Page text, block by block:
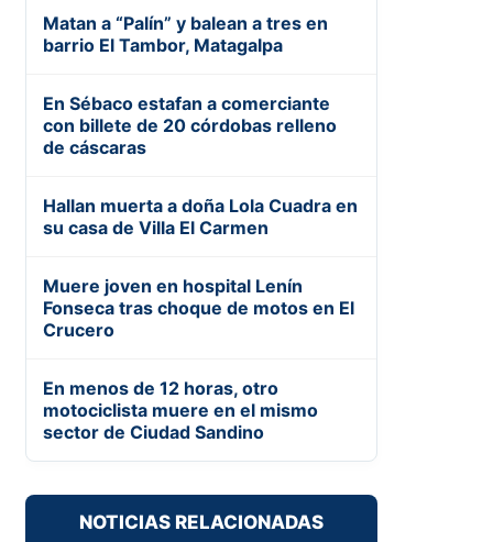
Matan a “Palín” y balean a tres en
barrio El Tambor, Matagalpa
En Sébaco estafan a comerciante
con billete de 20 córdobas relleno
de cáscaras
Hallan muerta a doña Lola Cuadra en
su casa de Villa El Carmen
Muere joven en hospital Lenín
Fonseca tras choque de motos en El
Crucero
En menos de 12 horas, otro
motociclista muere en el mismo
sector de Ciudad Sandino
NOTICIAS RELACIONADAS